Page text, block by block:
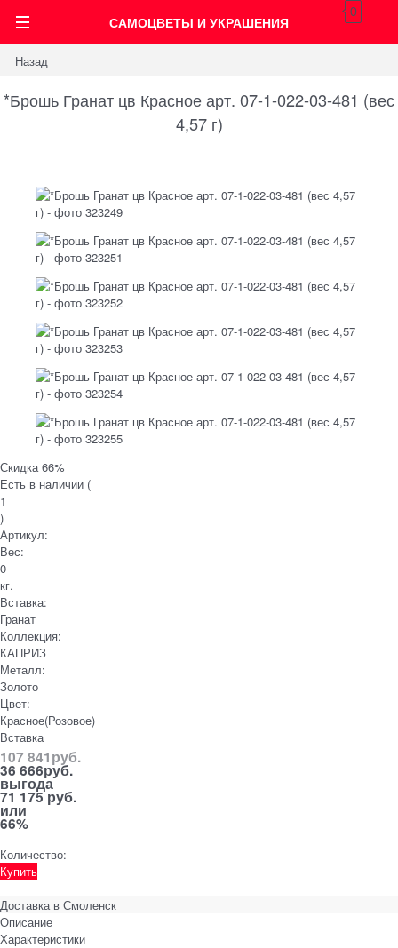
САМОЦВЕТЫ И УКРАШЕНИЯ
0
Назад
*Брошь Гранат цв Красное арт. 07-1-022-03-481 (вес
4,57 г)
Скидка 66%
Есть в наличии (
1
)
Артикул:
Вес:
0
кг.
Вставка:
Гранат
Коллекция:
КАПРИЗ
Металл:
Золото
Цвет:
Красное(Розовое)
Вставка
107 841руб.
36 666руб.
выгода
71 175 руб.
или
66%
Количество:
Купить
Доставка в Смоленск
Описание
Характеристики